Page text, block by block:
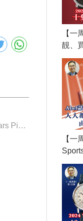
下一個: Audemars Piguet 67630BA.GG.1312BA.01
【一
靚、
(下集)
【一
否貴